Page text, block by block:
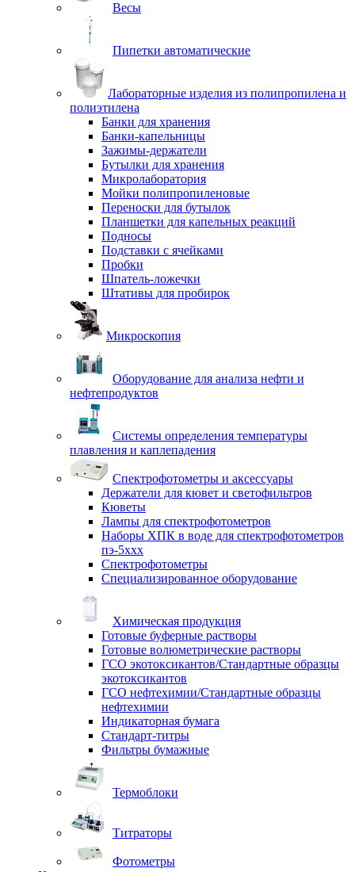
Весы
Пипетки автоматические
Лабораторные изделия из полипропилена и
полиэтилена
Банки для хранения
Банки-капельницы
Зажимы-держатели
Бутылки для хранения
Микролаборатория
Мойки полипропиленовые
Переноски для бутылок
Планшетки для капельных реакций
Подносы
Подставки с ячейками
Пробки
Шпатель-ложечки
Штативы для пробирок
Микроскопия
Оборудование для анализа нефти и
нефтепродуктов
Системы определения температуры
плавления и каплепадения
Спектрофотометры и аксессуары
Держатели для кювет и светофильтров
Кюветы
Лампы для спектрофотометров
Наборы ХПК в воде для спектрофотометров
пэ-5ххх
Спектрофотометры
Специализированное оборудование
Химическая продукция
Готовые буферные растворы
Готовые волюметрические растворы
ГСО экотоксикантов/Стандартные образцы
экотоксикантов
ГСО нефтехимии/Стандартные образцы
нефтехимии
Индикаторная бумага
Стандарт-титры
Фильтры бумажные
Термоблоки
Титраторы
Фотометры